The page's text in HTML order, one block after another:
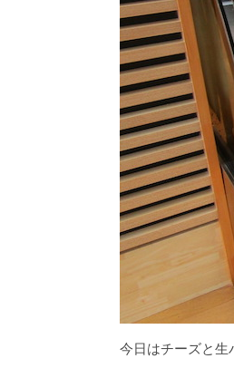
今日はチーズと生